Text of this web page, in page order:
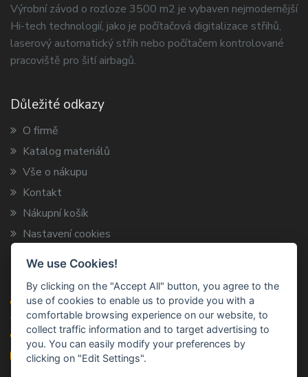
Výrobní závod o rozloze 3500 m2 je vybaven nejmodernější
Hi-tech technologií, jako je počítačová digitalizace střihů,
laserový automatický střih nebo počítačem kontrolované
pracoviště pro šití airbagů.
Důležité odkazy
O firmě
Katalog materiálů
Vše o nákupu
Kontakt
Nákupní košík
Nastavení cookies
Kontaktní informace
ARCA TRADE s.r.o.
Vysokov 199, 547 01 Náchod
+420 491 424 787
info@arca-trade.cz
We use Cookies!
By clicking on the "Accept All" button, you agree to the
use of cookies to enable us to provide you with a
comfortable browsing experience on our website, to
collect traffic information and to target advertising to
you. You can easily modify your preferences by
clicking on "Edit Settings".